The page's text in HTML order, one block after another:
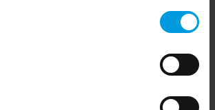
naszej stronie, w tym m.in. z